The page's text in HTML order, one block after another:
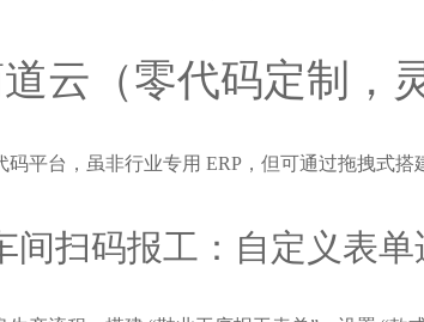
云（零代码定制，
码平台，虽非行业专用 ERP，但可通过拖拽式
间扫码报工：自定义表